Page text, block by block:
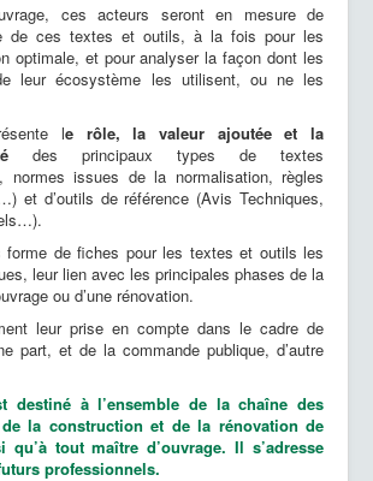
ces acteurs seront en mesure de
de ces textes et outils, à la fois pour les
optimale, et pour analyser la façon dont les
leur écosystème les utilisent, ou ne les
le rôle, la valeur ajoutée et la
des principaux types de textes
normes issues de la normalisation, règles
et d’outils de référence (Avis Techniques,
forme de fiches pour les textes et outils les
leur lien avec les principales phases de la
ou d’une rénovation.
leur prise en compte dans le cadre de
part, et de la commande publique, d’autre
destiné à l’ensemble de la chaîne des
la construction et de la rénovation de
qu’à tout maître d’ouvrage. Il s’adresse
professionnels.